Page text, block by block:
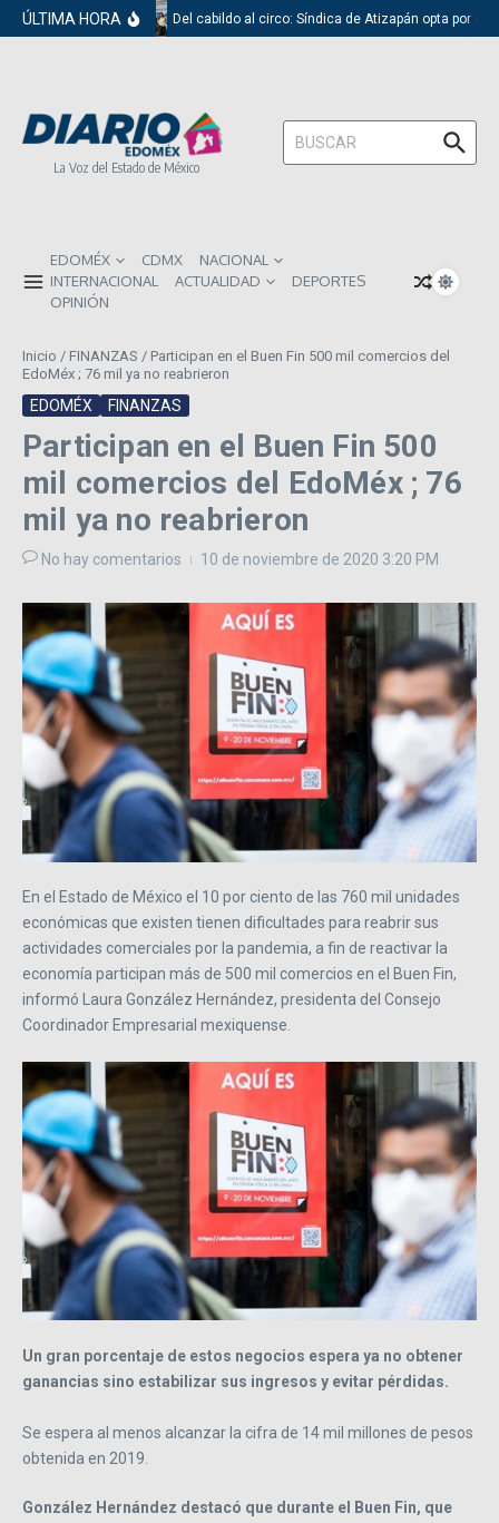
Saltar al contenido
ÚLTIMA HORA Del cabildo al circo: Síndica de Atizapán opta por el
La Voz del Estado de México
Buscar:
EDOMÉX CDMX
NACIONAL
INTERNACIONAL
ACTUALIDAD
DEPORTES
OPINIÓN
Inicio / FINANZAS / Participan en el Buen Fin 500 mil comercios del
EdoMéx ; 76 mil ya no reabrieron
EDOMÉX FINANZAS
Participan en el Buen Fin 500
mil comercios del EdoMéx ; 76
mil ya no reabrieron
No hay comentarios 10 de noviembre de 2020 3:20 PM
En el Estado de México el 10 por ciento de las 760 mil unidades
económicas que existen tienen dificultades para reabrir sus
actividades comerciales por la pandemia, a fin de reactivar la
economía participan más de 500 mil comercios en el Buen Fin,
informó Laura González Hernández, presidenta del Consejo
Coordinador Empresarial mexiquense.
Un gran porcentaje de estos negocios espera ya no obtener
ganancias sino estabilizar sus ingresos y evitar pérdidas.
Se espera al menos alcanzar la cifra de 14 mil millones de pesos
obtenida en 2019.
González Hernández destacó que durante el Buen Fin, que